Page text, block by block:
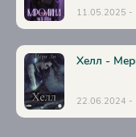
11.05.2025 -
Хелл -
22.06.2024 -